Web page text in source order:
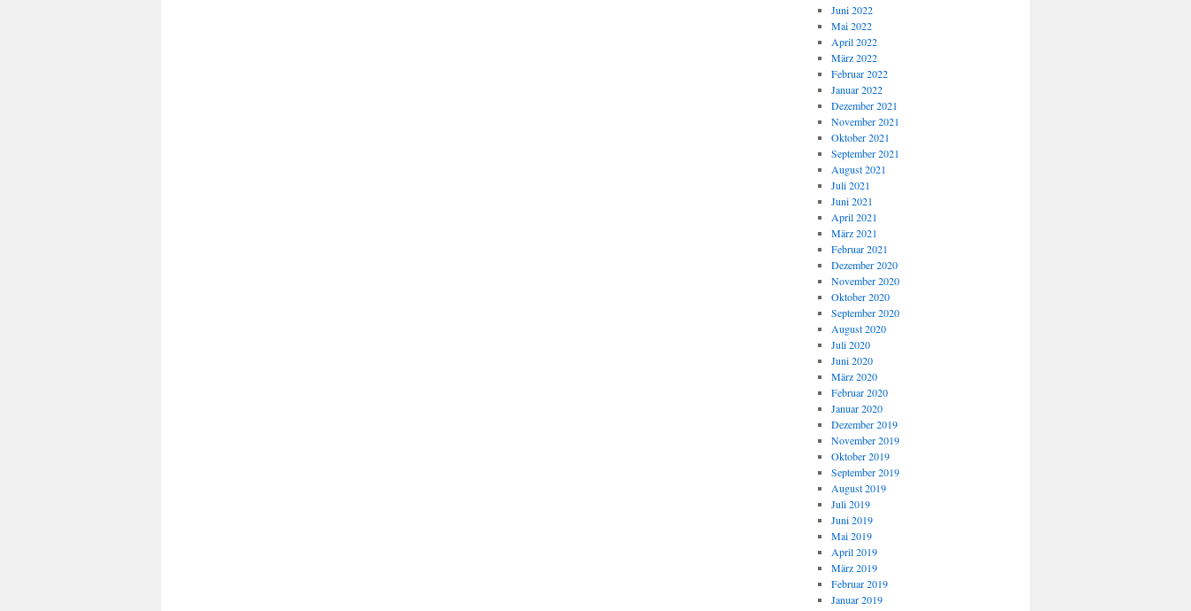
Juni 2022
Mai 2022
April 2022
März 2022
Februar 2022
Januar 2022
Dezember 2021
November 2021
Oktober 2021
September 2021
August 2021
Juli 2021
Juni 2021
April 2021
März 2021
Februar 2021
Dezember 2020
November 2020
Oktober 2020
September 2020
August 2020
Juli 2020
Juni 2020
März 2020
Februar 2020
Januar 2020
Dezember 2019
November 2019
Oktober 2019
September 2019
August 2019
Juli 2019
Juni 2019
Mai 2019
April 2019
März 2019
Februar 2019
Januar 2019